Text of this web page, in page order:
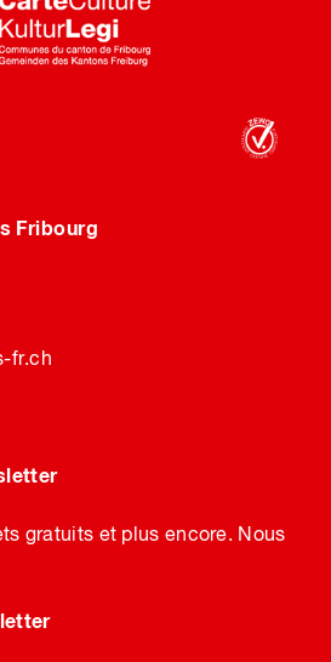
Fribourg
fr.ch
gratuits et plus encore. Nous